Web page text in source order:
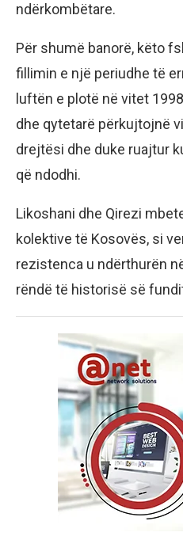
ndërkombëtare.
Për shumë banorë, këto
fillimin e një periudhe të
luftën e plotë në vitet
dhe qytetarë përkujtojnë
drejtësi dhe duke ruajtur
që ndodhi.
Likoshani dhe Qirezi
kolektive të Kosovës, si
rezistenca u ndërthurën
rëndë të historisë së